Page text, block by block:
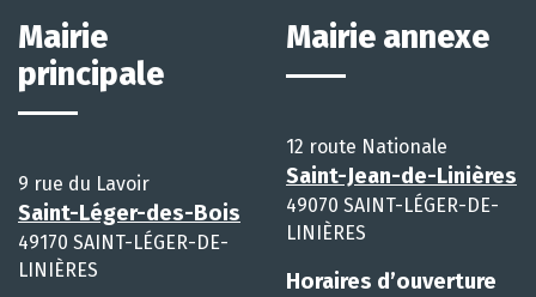
Mairie
principale
9 rue du Lavoir
Saint-Léger-des-Bois
49170 SAINT-LÉGER-DE-
LINIÈRES
Mairie annexe
12 route Nationale
Saint-Jean-de-Linières
49070 SAINT-LÉGER-DE-
LINIÈRES
Horaires d’ouverture